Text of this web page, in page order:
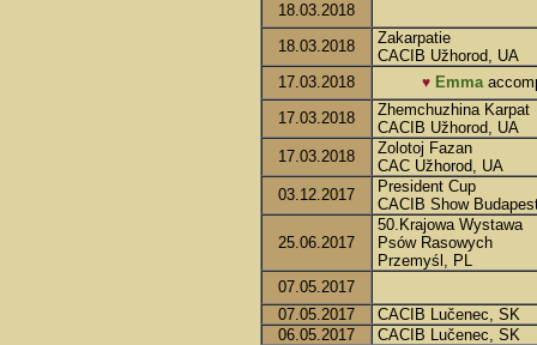
18.03.2018
18.03.2018
Zakarpatie
CACIB Užhorod, UA
17.03.2018
♥ Emma
17.03.2018
Zhemchuzhina Karpat
CACIB Užhorod, UA
17.03.2018
Zolotoj Fazan
CAC Užhorod, UA
03.12.2017
President Cup
CACIB Show
25.06.2017
50.Krajowa Wystawa
Psów Rasowych
Przemyśl, PL
07.05.2017
07.05.2017
CACIB Lučenec, SK
06.05.2017
CACIB Lučenec, SK